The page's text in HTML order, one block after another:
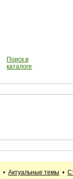
Поиск в
каталоге
• Актуальные темы •